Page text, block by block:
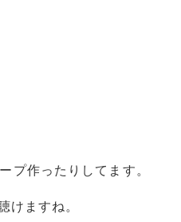
プ作ったりしてます。
けますね。